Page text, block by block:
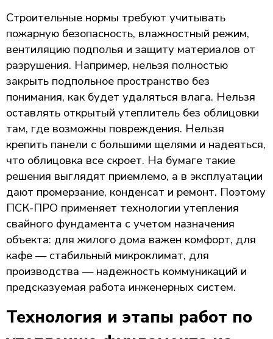
Строительные нормы требуют учитывать
пожарную безопасность, влажностный режим,
вентиляцию подполья и защиту материалов от
разрушения. Например, нельзя полностью
закрыть подпольное пространство без
понимания, как будет удаляться влага. Нельзя
оставлять открытый утеплитель без облицовки
там, где возможны повреждения. Нельзя
крепить панели с большими щелями и надеяться,
что облицовка все скроет. На бумаге такие
решения выглядят приемлемо, а в эксплуатации
дают промерзание, конденсат и ремонт. Поэтому
ПСК-ПРО применяет технологии утепления
свайного фундамента с учетом назначения
объекта: для жилого дома важен комфорт, для
кафе — стабильный микроклимат, для
производства — надежность коммуникаций и
предсказуемая работа инженерных систем.
Технология и этапы работ по